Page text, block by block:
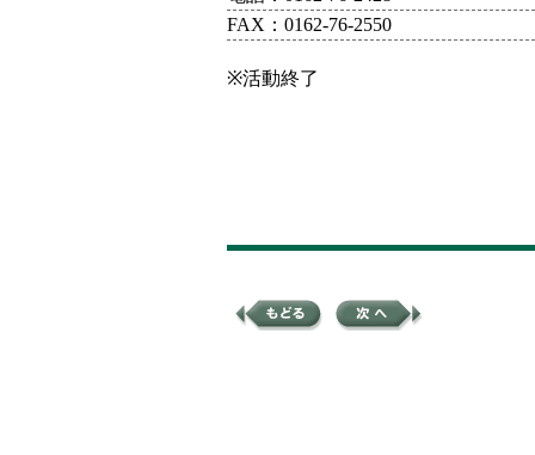
FAX：0162-76-2550
※活動終了